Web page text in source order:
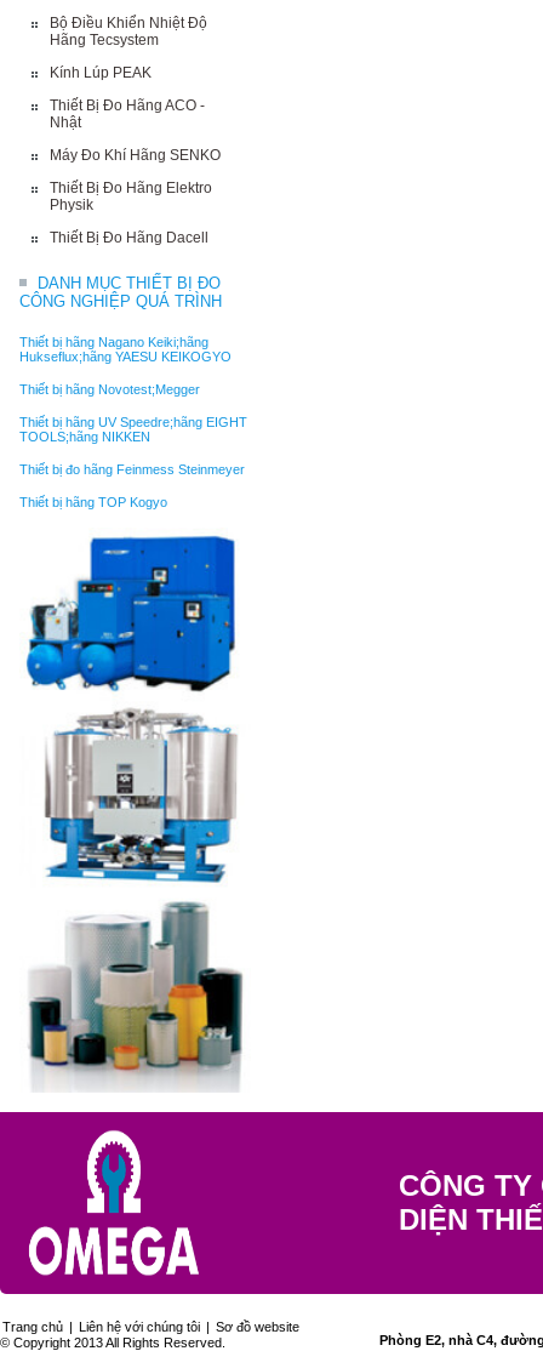
Bộ Điều Khiển Nhiệt Độ
Hãng Tecsystem
Kính Lúp PEAK
Thiết Bị Đo Hãng ACO -
Nhật
Máy Đo Khí Hãng SENKO
Thiết Bị Đo Hãng Elektro
Physik
Thiết Bị Đo Hãng Dacell
DANH MỤC THIẾT BỊ ĐO
CÔNG NGHIỆP QUÁ TRÌNH
Thiết bị hãng Nagano Keiki;hãng
Hukseflux;hãng YAESU KEIKOGYO
Thiết bị hãng Novotest;Megger
Thiết bị hãng UV Speedre;hãng EIGHT
TOOLS;hãng NIKKEN
Thiết bị đo hãng Feinmess Steinmeyer
Thiết bị hãng TOP Kogyo
CÔNG
DIỆN
Trang chủ | Liên hệ với chúng tôi | Sơ đồ website
© Copyright 2013 All Rights Reserved.
Phòng E2, nhà C4,